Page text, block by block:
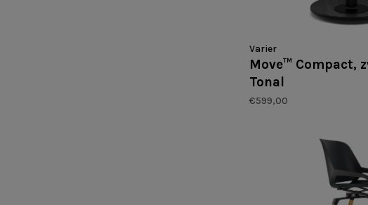
Varier
Move™ Compact,
Tonal
€599,00